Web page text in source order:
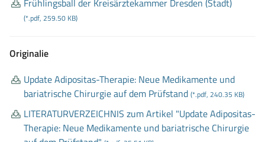
(*.pdf, 259.50 KB)
Originalie
Update Adipositas-Therapie: Neue Medikamente und
bariatrische Chirurgie auf dem Prüfstand (*.pdf, 240.35 KB)
LITERATURVERZEICHNIS zum Artikel "Update Adipositas-
Therapie: Neue Medikamente und bariatrische Chirurgie